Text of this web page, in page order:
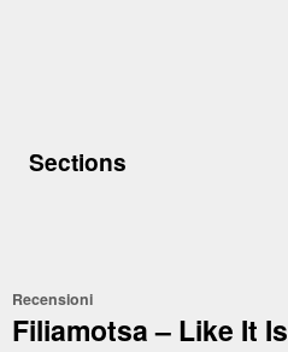
Sections
Recensioni
Filiamotsa – Like It Is